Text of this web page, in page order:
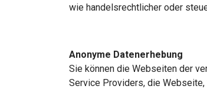
wie handelsrechtlicher oder
Anonyme Datenerhebung
Sie können die Webseiten der
Service Providers, die